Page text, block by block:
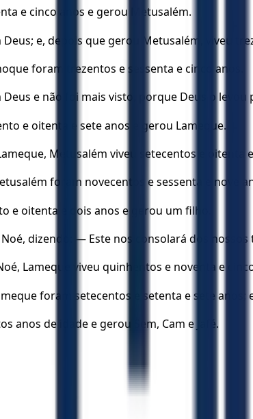
e cinco anos e gerou Metusalém.
Deus; e, depois que gerou Metusalém, viveu
foram trezentos e sessenta e cinco anos.
Deus e não foi mais visto, porque Deus o levou
e oitenta e sete anos e gerou Lameque.
Metusalém viveu setecentos e oitenta
foram novecentos e sessenta e nove
e oitenta e dois anos e gerou um filho.
Noé, dizendo: — Este nos consolará dos
Lameque viveu quinhentos e noventa e
foram setecentos e setenta e sete anos;
anos de idade e gerou Sem, Cam e Jafé.